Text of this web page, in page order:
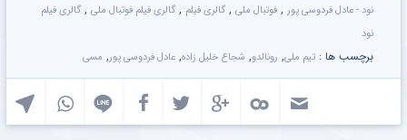
نود - عادل فردوسی پور , فوتبال ملی , گالری فیلم , گالری فیلم فوتبال ملی , گالری فیلم
نود
برچسب ها : تیم ملی, رونالدو, شجاع خلیل زاده, عادل فردوسی پور, مسی